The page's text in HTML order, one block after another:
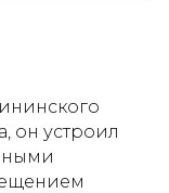
он устроил